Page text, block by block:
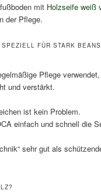
mit Holzseife weiß
der Pflege.
FÜR STARK
Pflege
und verstärkt.
ist kein Problem.
einfach und schnell die
sehr gut als